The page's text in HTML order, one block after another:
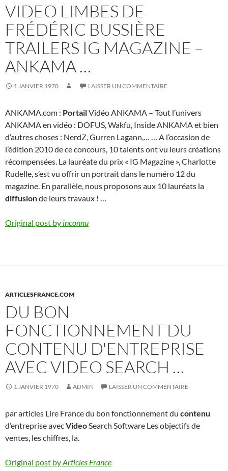
VIDEO LIMBES DE
FRÉDÉRIC BUSSIÈRE
TRAILERS IG MAGAZINE –
ANKAMA …
1 JANVIER 1970 LAISSER UN COMMENTAIRE
ANKAMA.com : PortailVidéo ANKAMA – Tout l’univers
ANKAMA en vidéo : DOFUS, Wakfu, Inside ANKAMA et bien
d’autres choses : NerdZ, Gurren Lagann,… … A l’occasion de
l’édition 2010 de ce concours, 10 talents ont vu leurs créations
récompensées. La lauréate du prix « IG Magazine », Charlotte
Rudelle, s’est vu offrir un portrait dans le numéro 12 du
magazine. En parallèle, nous proposons aux 10 lauréats la
diffusionde leurs travaux ! …
Original post by inconnu
ARTICLESFRANCE.COM
DU BON
FONCTIONNEMENT DU
CONTENU D'ENTREPRISE
AVEC VIDEO SEARCH …
1 JANVIER 1970 ADMIN LAISSER UN COMMENTAIRE
par articles Lire France du bon fonctionnement du contenu
d’entreprise avecVideoSearch Software Les objectifs de
ventes, les chiffres, la.
Original post byArticles France